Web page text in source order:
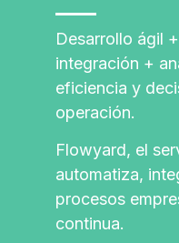
Desarrollo ágil
integración +
eficiencia y
operación.
Flowyard, el
automatiza,
procesos
continua.